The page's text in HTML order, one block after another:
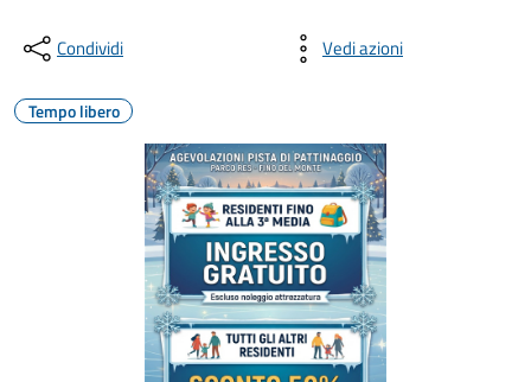
Condividi Vedi azioni
Tempo libero